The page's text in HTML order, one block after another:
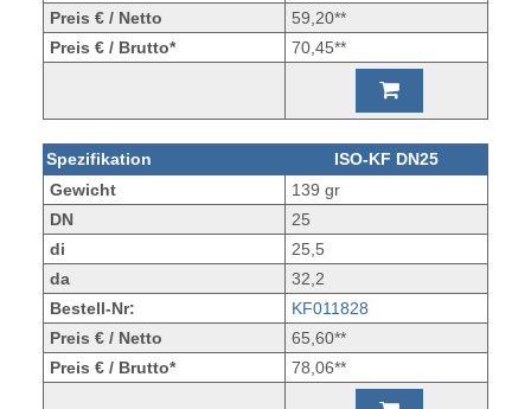
Preis € / Netto
59,20**
Preis € / Brutto*
70,45**
Spezifikation
ISO-KF DN25
Gewicht
139 gr
DN
25
di
25,5
da
32,2
Bestell-Nr:
KF011828
Preis € / Netto
65,60**
Preis € / Brutto*
78,06**